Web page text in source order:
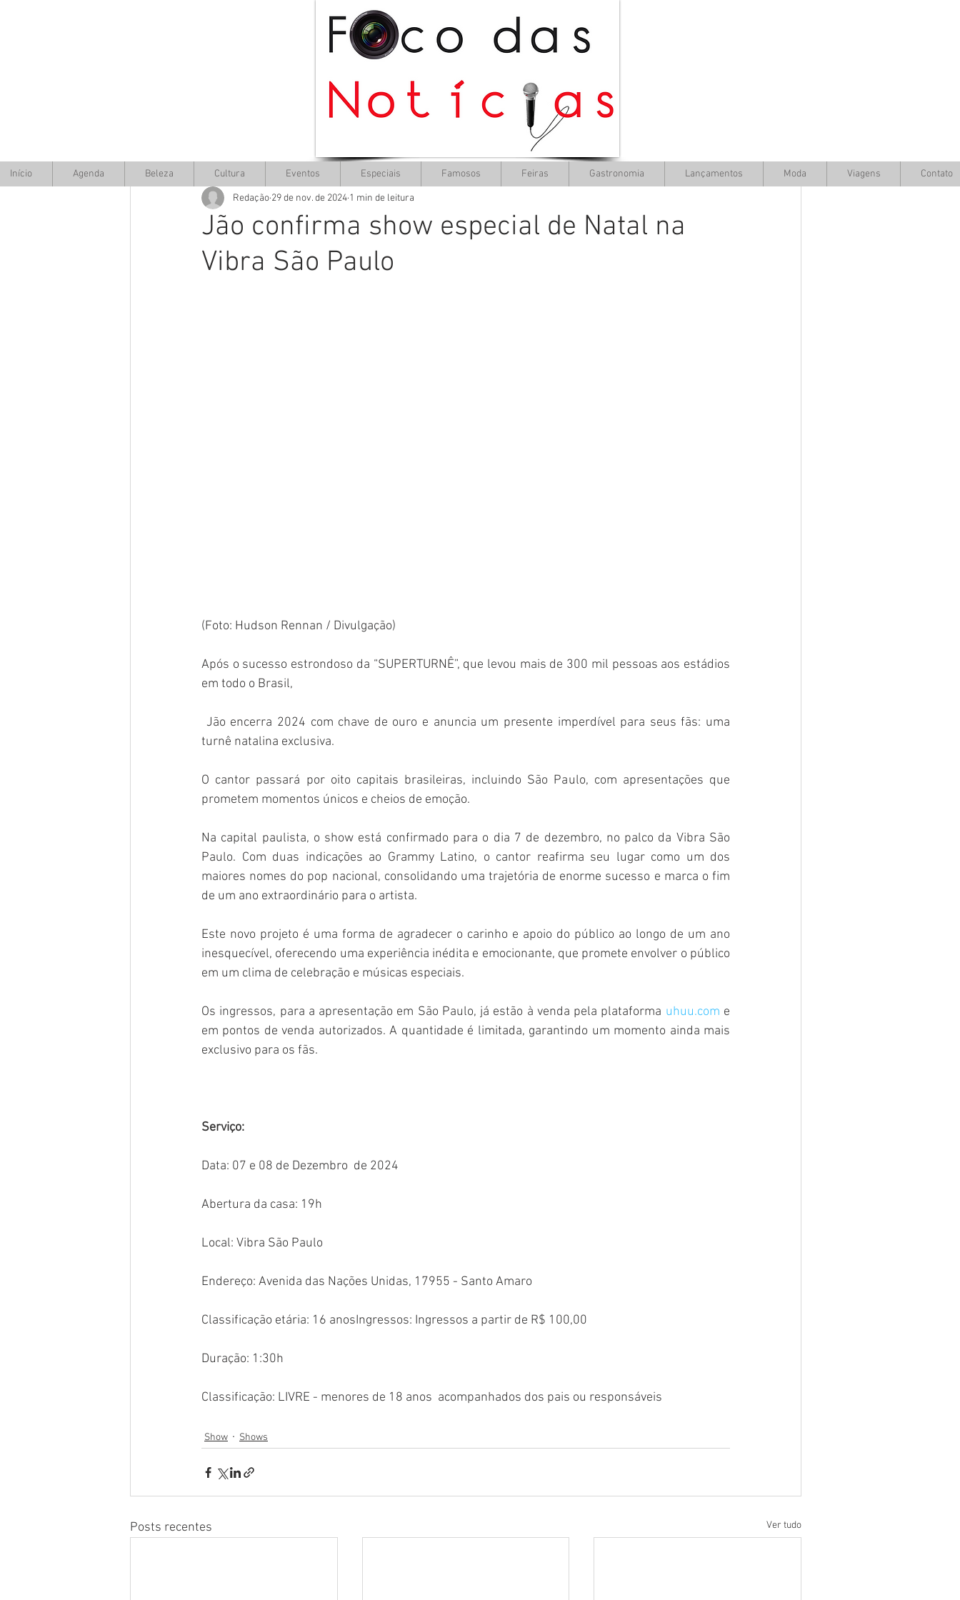
Jão confirma show especial de Natal na
Vibra São Paulo
Redação 29 de nov. de 2024 1 min de leitura
(Foto: Hudson Rennan / Divulgação)
Após o sucesso estrondoso da “SUPERTURNÊ”, que levou mais de 300 mil pessoas aos estádios
em todo o Brasil,
Jão encerra 2024 com chave de ouro e anuncia um presente imperdível para seus fãs: uma
turnê natalina exclusiva.
O cantor passará por oito capitais brasileiras, incluindo São Paulo, com apresentações que
prometem momentos únicos e cheios de emoção.
Na capital paulista, o show está confirmado para o dia 7 de dezembro, no palco da Vibra São
Paulo. Com duas indicações ao Grammy Latino, o cantor reafirma seu lugar como um dos
maiores nomes do pop nacional, consolidando uma trajetória de enorme sucesso e marca o fim
de um ano extraordinário para o artista.
Este novo projeto é uma forma de agradecer o carinho e apoio do público ao longo de um ano
inesquecível, oferecendo uma experiência inédita e emocionante, que promete envolver o público
em um clima de celebração e músicas especiais.
Os ingressos, para a apresentação em São Paulo, já estão à venda pela plataforma uhuu.com e
em pontos de venda autorizados. A quantidade é limitada, garantindo um momento ainda mais
exclusivo para os fãs.
Serviço:
Data: 07 e 08 de Dezembro  de 2024
Abertura da casa: 19h
Local: Vibra São Paulo
Endereço: Avenida das Nações Unidas, 17955 - Santo Amaro
Classificação etária: 16 anosIngressos: Ingressos a partir de R$ 100,00
Duração: 1:30h
Classificação: LIVRE - menores de 18 anos  acompanhados dos pais ou responsáveis
Show Shows
Posts recentes Ver tudo
Início Agenda Beleza Cultura Eventos Especiais Famosos Feiras Gastronomia Lançamentos Moda Viagens Contato